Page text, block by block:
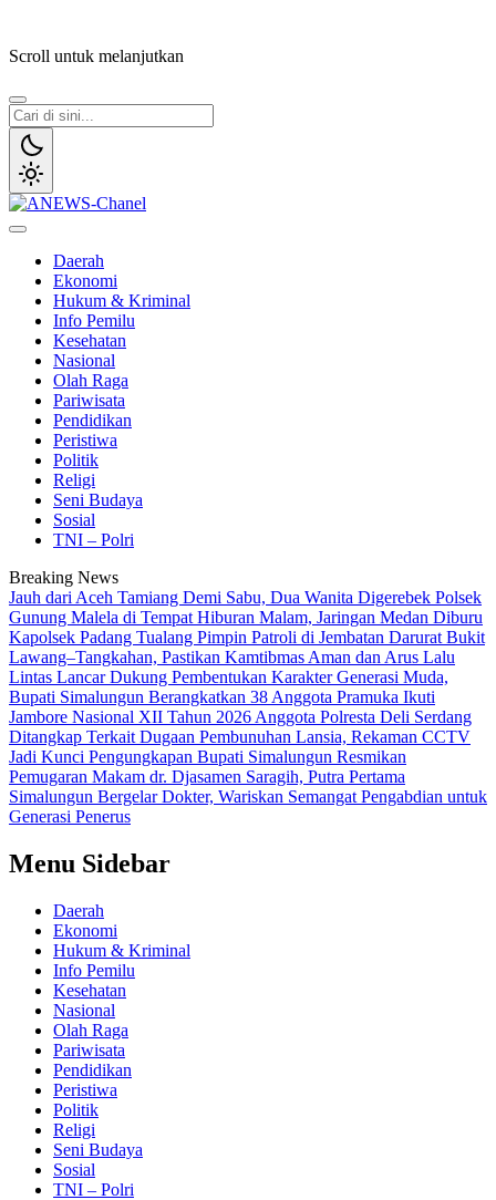
konten
Scroll untuk melanjutkan
Daerah
Ekonomi
Hukum & Kriminal
Info Pemilu
Kesehatan
Nasional
Olah Raga
Pariwisata
Pendidikan
Peristiwa
Politik
Religi
Seni Budaya
Sosial
TNI – Polri
Breaking News
Jauh dari Aceh Tamiang Demi Sabu, Dua Wanita Digerebek Polsek
Gunung Malela di Tempat Hiburan Malam, Jaringan Medan Diburu
Kapolsek Padang Tualang Pimpin Patroli di Jembatan Darurat Bukit
Lawang–Tangkahan, Pastikan Kamtibmas Aman dan Arus Lalu
Lintas LancarDukung Pembentukan Karakter Generasi Muda,
Bupati Simalungun Berangkatkan 38 Anggota Pramuka Ikuti
Jambore Nasional XII Tahun 2026 Anggota Polresta Deli Serdang
Ditangkap Terkait Dugaan Pembunuhan Lansia, Rekaman CCTV
Jadi Kunci Pengungkapan Bupati Simalungun Resmikan
Pemugaran Makam dr. Djasamen Saragih, Putra Pertama
Simalungun Bergelar Dokter, Wariskan Semangat Pengabdian untuk
Generasi Penerus
Menu Sidebar
Daerah
Ekonomi
Hukum & Kriminal
Info Pemilu
Kesehatan
Nasional
Olah Raga
Pariwisata
Pendidikan
Peristiwa
Politik
Religi
Seni Budaya
Sosial
TNI – Polri